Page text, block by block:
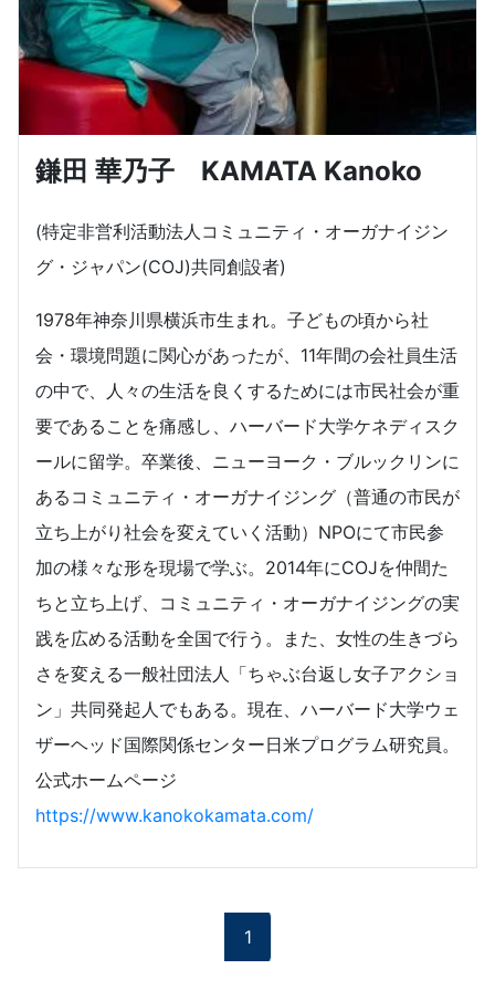
鎌田 華乃子 KAMATA Kanoko
(特定非営利活動法人コミュニティ・オーガナイジン
グ・ジャパン(COJ)共同創設者)
1978年神奈川県横浜市生まれ。子どもの頃から社
会・環境問題に関心があったが、11年間の会社員生活
の中で、人々の生活を良くするためには市民社会が重
要であることを痛感し、ハーバード大学ケネディスク
ールに留学。卒業後、ニューヨーク・ブルックリンに
あるコミュニティ・オーガナイジング（普通の市民が
立ち上がり社会を変えていく活動）NPOにて市民参
加の様々な形を現場で学ぶ。2014年にCOJを仲間た
ちと立ち上げ、コミュニティ・オーガナイジングの実
践を広める活動を全国で行う。また、女性の生きづら
さを変える一般社団法人「ちゃぶ台返し女子アクショ
ン」共同発起人でもある。現在、ハーバード大学ウェ
ザーヘッド国際関係センター日米プログラム研究員。
公式ホームページ
https://www.kanokokamata.com/
1